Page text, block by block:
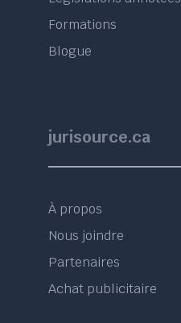
Formations
Blogue
jurisource.ca
À propos
Nous joindre
Partenaires
Achat publicitaire